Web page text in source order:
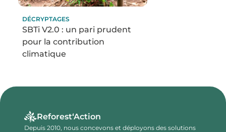
DÉCRYPTAGES
SBTi V2.0 : un pari prudent
pour la contribution
climatique
Reforest‘Action
Depuis 2010, nous concevons et déployons des solutions